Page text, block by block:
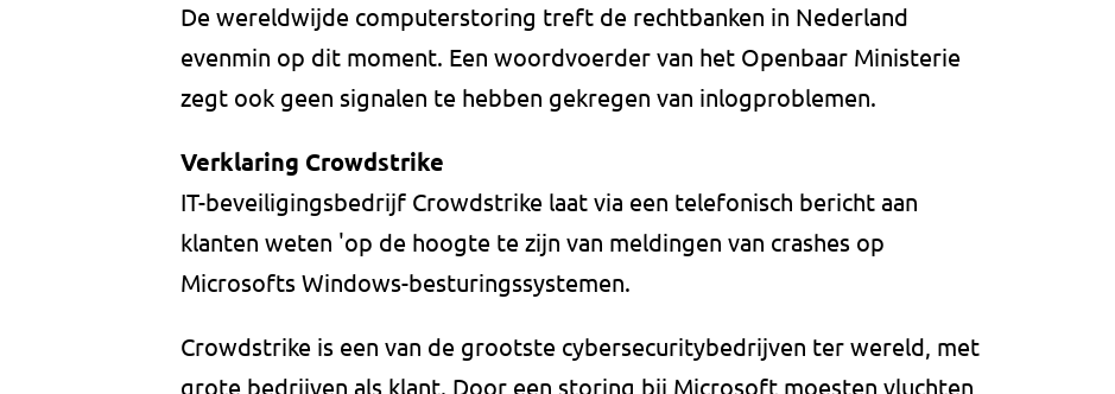
De wereldwijde computerstoring treft de rechtbanken in Nederland
evenmin op dit moment. Een woordvoerder van het Openbaar Ministerie
zegt ook geen signalen te hebben gekregen van inlogproblemen.
Verklaring Crowdstrike
IT-beveiligingsbedrijf Crowdstrike laat via een telefonisch bericht aan
klanten weten 'op de hoogte te zijn van meldingen van crashes op
Microsofts Windows-besturingssystemen.
Crowdstrike is een van de grootste cybersecuritybedrijven ter wereld, met
grote bedrijven als klant. Door een storing bij Microsoft moesten vluchten